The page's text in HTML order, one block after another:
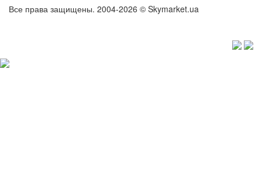
Все права защищены. 2004-2026 © Skymarket.ua